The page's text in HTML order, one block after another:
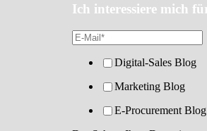
Ich interessiere mich
Digital-Sales Blog
Marketing Blog
E-Procurement Blog